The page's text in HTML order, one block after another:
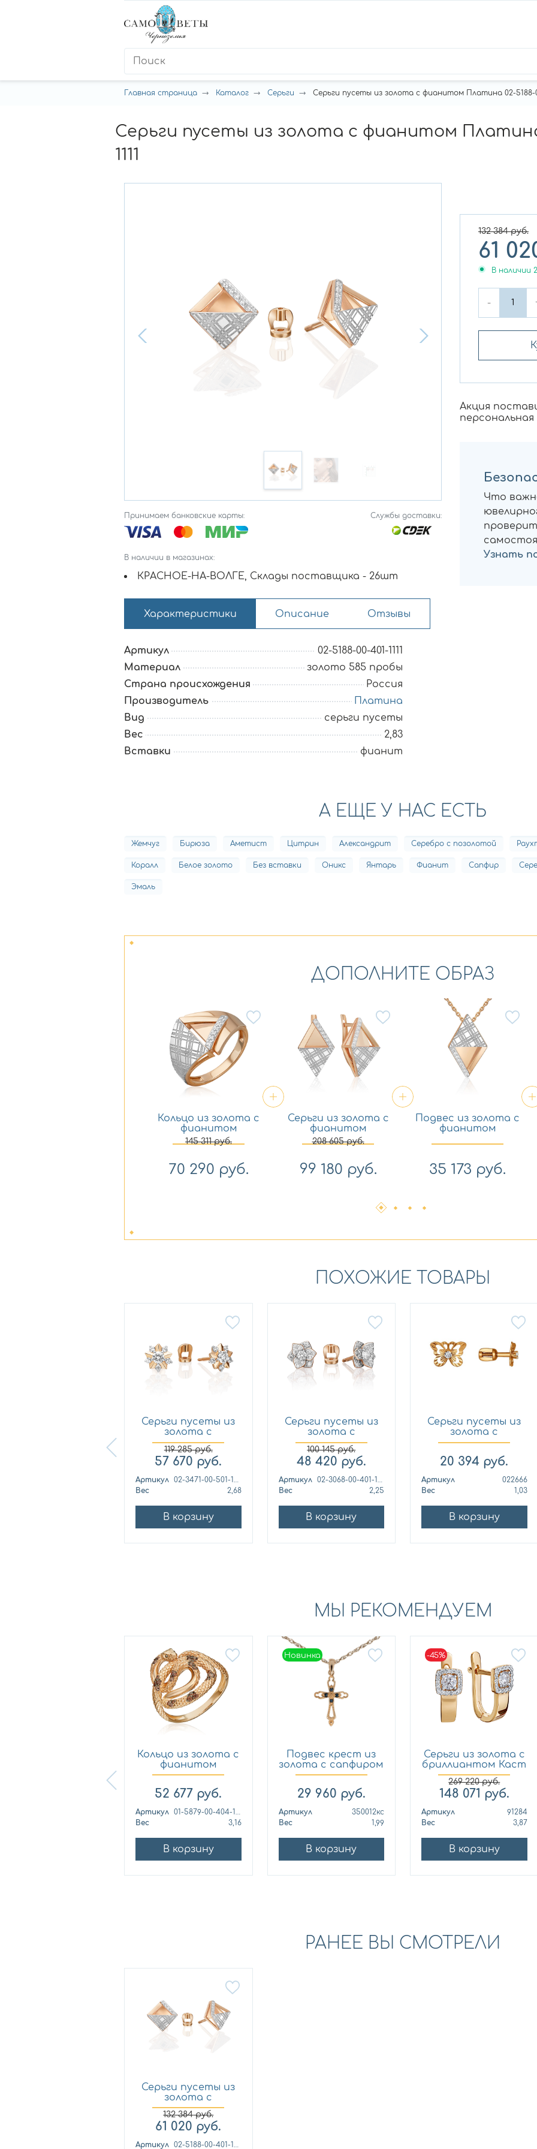
Главная страница Каталог Серьги Серьги пусеты из золота с фианитом Платина 02-5188-
Серьги пусеты из золота с фианитом Платина
1111
Принимаем банковские карты: Службы доставки:
В наличии в магазинах:
КРАСНОЕ-НА-ВОЛГЕ, Склады поставщика - 26шт
132 384руб.
61
В наличии
-
Акция
Что
Узнать
Характеристики Описание Отзывы
Артикул
02-5188-00-401-1111
Материал
золото 585 пробы
Страна происхождения
Россия
Производитель
Платина
Вид
серьги пусеты
Вес
2,83
Вставки
фианит
А ЕЩЕ У НАС ЕСТЬ
Жемчуг Бирюза Аметист Цитрин Александрит Серебро с позолотой
Коралл Белое золото Без вставки Оникс Янтарь Фианит Сапфир
Эмаль
ДОПОЛНИТЕ ОБРАЗ
Кольцо из золота с
фианитом
Платина 01-5712-00-
401-1111
145 311руб.
70 290 руб.
Серьги из золота с
фианитом
Платина 02-5187-00-
401-1111
208 605руб.
99 180 руб.
Подвес из золота с
фианитом
35 173 руб.
ПОХОЖИЕ ТОВАРЫ
Серьги пусеты из
золота с
фианитом Пл...
119 285руб.
57 670 руб.
Артикул
Вес
2,68
В корзину
Серьги пусеты из
золота с
фианитом Пл...
100 145руб.
48 420 руб.
Артикул
Вес
2,25
В корзину
Серьги пусеты из
золота с
фианитом SO...
20 394 руб.
Артикул
022666
Вес
1,03
В корзину
МЫ РЕКОМЕНДУЕМ
Кольцо из золота с
фианитом
Платина 0...
52 677 руб.
Артикул
01-5879-00-404-1110
Вес
3,16
В корзину
Новинка
Новинка
Подвес крест из
золота с сапфиром
Кло...
29 960 руб.
Артикул
350012кс
Вес
1,99
В корзину
-45%
Серьги из золота с
бриллиантом Каст
ю...
269 220руб.
148 071 руб.
Артикул
91284
Вес
3,87
В корзину
РАНЕЕ ВЫ СМОТРЕЛИ
Серьги пусеты из
золота с
фианитом Пл...
132 384руб.
61 020 руб.
Артикул 02-5188-00-401-1111